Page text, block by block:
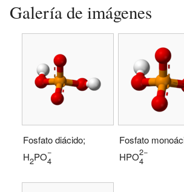
Galería de imágenes
Fosfato diácido;
H2PO−
4
Fosfato
HPO2−
4